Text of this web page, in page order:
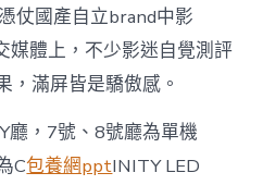
仗國產自立brand中影
媒體上，不少影迷自覺測評
，滿屏皆是驕傲感。
廳，7號、8號廳為單機
C包養網pptINITY LED